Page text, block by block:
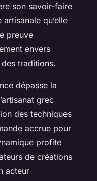
son savoir-faire
qu’elle
preuve
envers
traditions.
dépasse la
grec
des techniques
accrue pour
profite
de créations
acteur